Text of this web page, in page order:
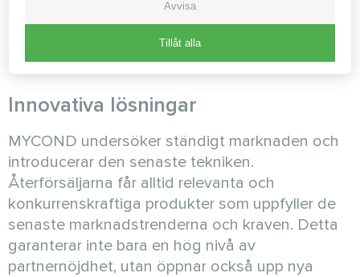
Innovativa lösningar
MYCOND undersöker ständigt marknaden och
introducerar den senaste tekniken.
Återförsäljarna får alltid relevanta och
konkurrenskraftiga produkter som uppfyller de
senaste marknadstrenderna och kraven. Detta
garanterar inte bara en hög nivå av
partnernöjdhet, utan öppnar också upp nya
Avvisa
Tillåt alla